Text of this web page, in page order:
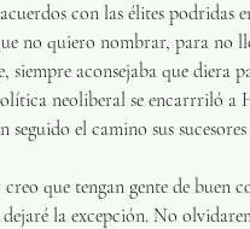
con las élites podridas
no quiero nombrar, para no
aconsejaba que diera
neoliberal se encarrriló a
el camino sus
que tengan gente de buen
la excepción. No